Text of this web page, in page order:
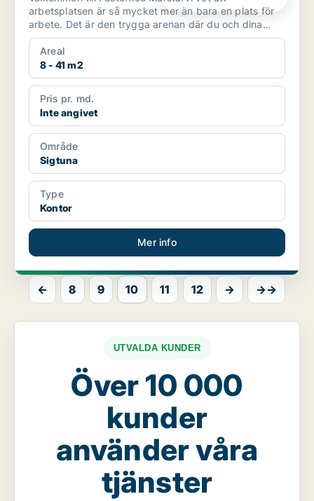
arbetsplatsen är så mycket mer än bara en plats för
arbete. Det är den trygga arenan där du och dina
kollegor umg...
Areal
8 - 41 m2
Pris pr. md.
Inte angivet
Område
Sigtuna
Type
Kontor
Mer info
← 8 9 10 11 12 → →→
UTVALDA KUNDER
Över 10 000
kunder
använder våra
tjänster